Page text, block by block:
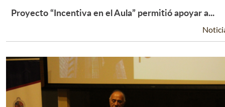
Leer Más +
Proyecto “Incentiva en el Aula” permitió apoyar a...